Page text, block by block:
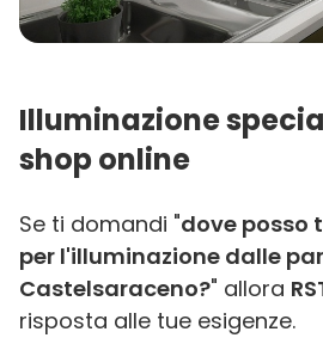
Illuminazione
shop online
Se ti domandi "dove posso
per l'illuminazione dalle
Castelsaraceno?" allora
risposta alle tue esigenze.